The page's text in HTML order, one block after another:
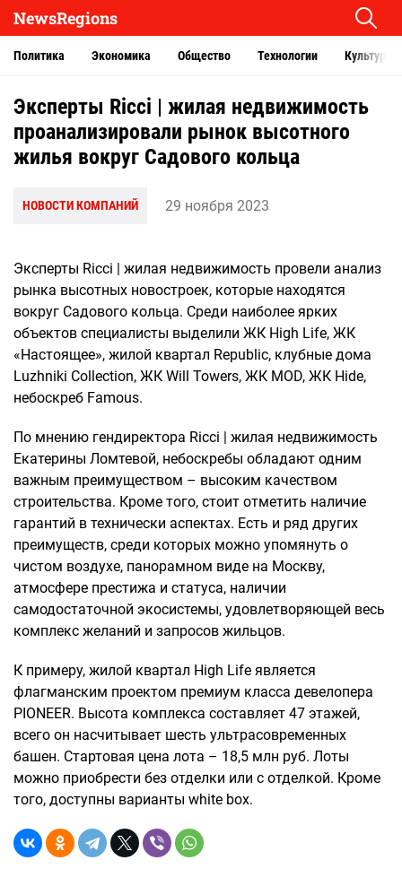
NewsRegions
Политика Экономика Общество Технологии Культура
Эксперты Ricci | жилая недвижимость
проанализировали рынок высотного
жилья вокруг Садового кольца
НОВОСТИ КОМПАНИЙ 29 ноября 2023
Эксперты Ricci | жилая недвижимость провели анализ
рынка высотных новостроек, которые находятся
вокруг Садового кольца. Среди наиболее ярких
объектов специалисты выделили ЖК High Life, ЖК
«Настоящее», жилой квартал Republic, клубные дома
Luzhniki Collection, ЖК Will Towers, ЖК MOD, ЖК Hide,
небоскреб Famous.
По мнению гендиректора Ricci | жилая недвижимость
Екатерины Ломтевой, небоскребы обладают одним
важным преимуществом – высоким качеством
строительства. Кроме того, стоит отметить наличие
гарантий в технически аспектах. Есть и ряд других
преимуществ, среди которых можно упомянуть о
чистом воздухе, панорамном виде на Москву,
атмосфере престижа и статуса, наличии
самодостаточной экосистемы, удовлетворяющей весь
комплекс желаний и запросов жильцов.
К примеру, жилой квартал High Life является
флагманским проектом премиум класса девелопера
PIONEER. Высота комплекса составляет 47 этажей,
всего он насчитывает шесть ультрасовременных
башен. Стартовая цена лота – 18,5 млн руб. Лоты
можно приобрести без отделки или с отделкой. Кроме
того, доступны варианты white box.